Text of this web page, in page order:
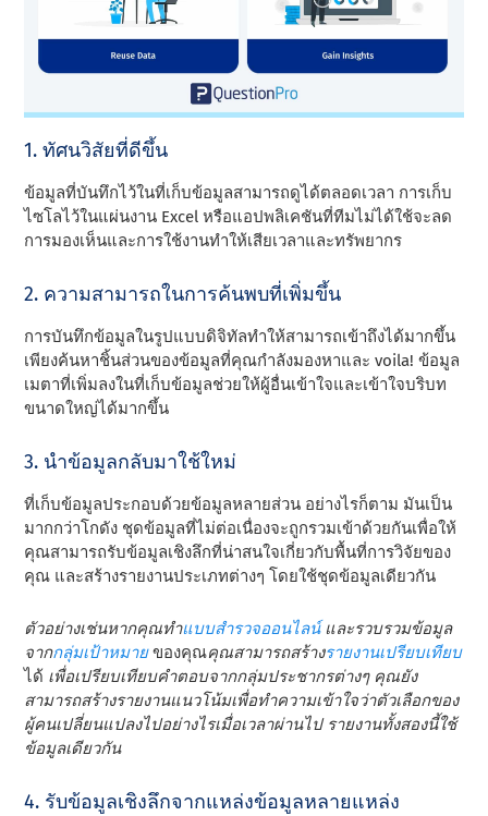
1. ทัศนวิสัยที่ดีขึ้น
ข้อมูลที่บันทึกไว้ในที่เก็บข้อมูลสามารถดูได้ตลอดเวลา การเก็บ
ไซโลไว้ในแผ่นงาน Excel หรือแอปพลิเคชันที่ทีมไม่ได้ใช้จะลด
การมองเห็นและการใช้งานทําให้เสียเวลาและทรัพยากร
2. ความสามารถในการค้นพบที่เพิ่มขึ้น
การบันทึกข้อมูลในรูปแบบดิจิทัลทําให้สามารถเข้าถึงได้มากขึ้น
เพียงค้นหาชิ้นส่วนของข้อมูลที่คุณกําลังมองหาและ voila! ข้อมูล
เมตาที่เพิ่มลงในที่เก็บข้อมูลช่วยให้ผู้อื่นเข้าใจและเข้าใจบริบท
ขนาดใหญ่ได้มากขึ้น
3. นําข้อมูลกลับมาใช้ใหม่
ที่เก็บข้อมูลประกอบด้วยข้อมูลหลายส่วน อย่างไรก็ตาม มันเป็น
มากกว่าโกดัง ชุดข้อมูลที่ไม่ต่อเนื่องจะถูกรวมเข้าด้วยกันเพื่อให้
คุณสามารถรับข้อมูลเชิงลึกที่น่าสนใจเกี่ยวกับพื้นที่การวิจัยของ
คุณ และสร้างรายงานประเภทต่างๆ โดยใช้ชุดข้อมูลเดียวกัน
ตัวอย่างเช่นหากคุณทําแบบสํารวจออนไลน์ และรวบรวมข้อมูล
จากกลุ่มเป้าหมาย ของคุณคุณสามารถสร้างรายงานเปรียบเทียบ
ได้ เพื่อเปรียบเทียบคําตอบจากกลุ่มประชากรต่างๆ คุณยัง
สามารถสร้างรายงานแนวโน้มเพื่อทําความเข้าใจว่าตัวเลือกของ
ผู้คนเปลี่ยนแปลงไปอย่างไรเมื่อเวลาผ่านไป รายงานทั้งสองนี้ใช้
ข้อมูลเดียวกัน
4. รับข้อมูลเชิงลึกจากแหล่งข้อมูลหลายแหล่ง